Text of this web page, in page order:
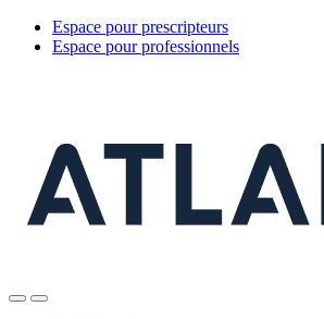
Espace pour prescripteurs
Espace pour professionnels